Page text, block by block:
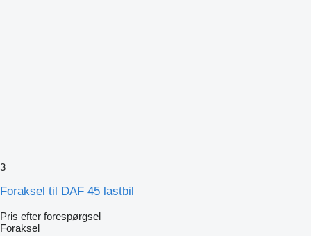
3
Foraksel til DAF 45 lastbil
Pris efter forespørgsel
Foraksel